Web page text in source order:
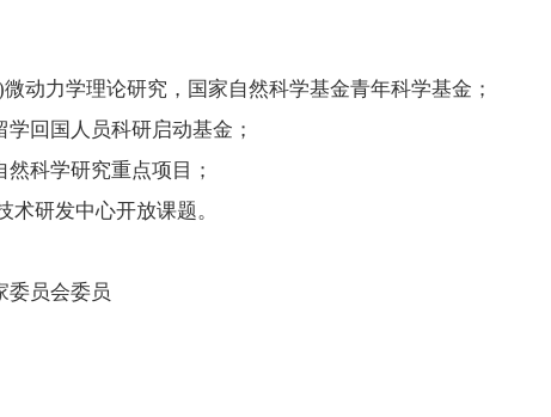
动力学理论研究，国家自然科学基金青年科学基金；
回国人员科研启动基金；
科学研究重点项目；
研发中心开放课题。
委员会委员